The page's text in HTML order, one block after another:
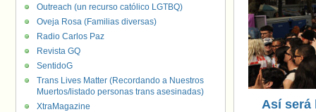
Así será
Outreach (un recurso católico LGTBQ)
Oveja Rosa (Familias diversas)
Radio Carlos Paz
Revista GQ
SentidoG
Trans Lives Matter (Recordando a Nuestros
Muertos/listado personas trans asesinadas)
XtraMagazine